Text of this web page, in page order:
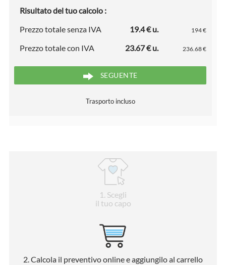
Risultato del tuo calcolo :
Prezzo totale senza IVA
19.4 € u. 194 €
Prezzo totale con IVA 23.67 € u. 236.68 €
SEGUENTE
Trasporto incluso
1 . Scegli
il tuo capo
2. Calcola il preventivo online e aggiungilo al carrello